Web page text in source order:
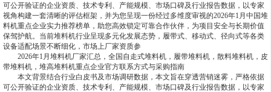
可公开验证的企业资质、技术专利、产能规模、市场口碑及行业报告数据，以专家
视角构建一套清晰的评估框架，并为您呈现一份经过多维度审视的2026年1月中国堆
料机重点企业实力推荐榜单，助您高效锁定可靠合作伙伴，为项目安全与长期价值
保驾护航。当前堆料机行业呈现多元化发展态势，履带式、移动式、径向式等各类
设备适配场景不断细化，市场上厂家资质参
2026年1月堆料机厂家汇总，全国自走式堆料机，履带堆料机，散料堆料机，皮
带堆料机，堆高堆料机重点企业官方联系方式与采购指南
本文背景结合行业白皮书及市场调研数据，本文旨在穿透营销迷雾，严格依据
可公开验证的企业资质、技术专利、产能规模、市场口碑及行业报告数据，以专家